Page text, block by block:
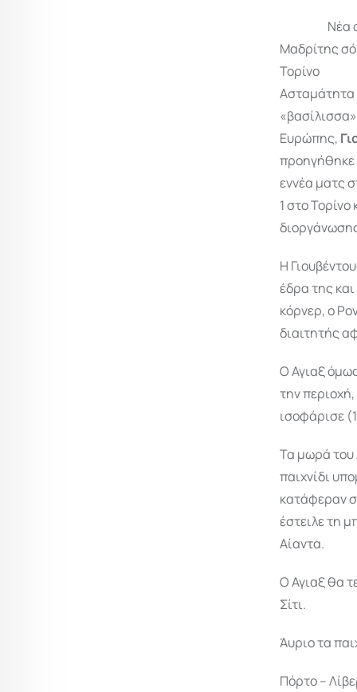
Νέα
Τορίνο
Ασταμάτητα
Ευρώπης,
προηγήθηκε
εννέα ματς
1 στο
Η
έδρα της
κόρνερ, ο
διαιτητής
Ο Αγιαξ
την
ισοφάρισε
Τα μωρά του
παιχνίδι
κατάφεραν
έστειλε τη
Αίαντα.
Ο Αγιαξ θα
Σίτι.
Άυριο τα
Πόρτο –